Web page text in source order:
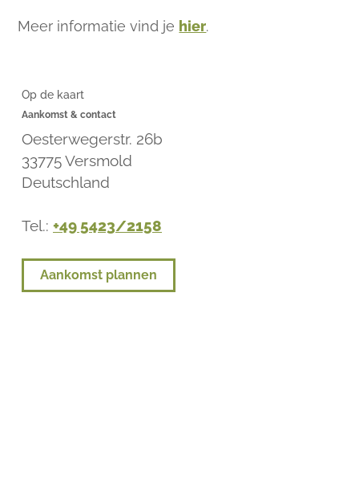
Meer informatie vind je hier.
Op de kaart
Aankomst & contact
Oesterwegerstr. 26b
33775Versmold
Deutschland
Tel.: +49 5423/2158
Aankomst plannen